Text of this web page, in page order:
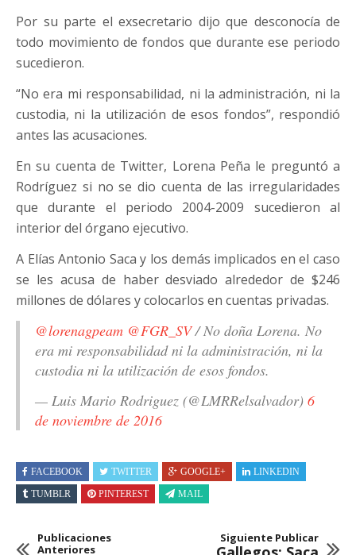
Por su parte el exsecretario dijo que desconocía de
todo movimiento de fondos que durante ese periodo
sucedieron.
“No era mi responsabilidad, ni la administración, ni la
custodia, ni la utilización de esos fondos”, respondió
antes las acusaciones.
En su cuenta de Twitter, Lorena Peña le preguntó a
Rodríguez si no se dio cuenta de las irregularidades
que durante el periodo 2004-2009 sucedieron al
interior del órgano ejecutivo.
A Elías Antonio Saca y los demás implicados en el caso
se les acusa de haber desviado alrededor de $246
millones de dólares y colocarlos en cuentas privadas.
@lorenagpeam @FGR_SV/ No doña Lorena. No
era mi responsabilidad ni la administración, ni la
custodia ni la utilización de esos fondos.
— Luis Mario Rodriguez (@LMRRelsalvador) 6
de noviembre de 2016
FACEBOOK TWITTER GOOGLE+
LINKEDIN
TUMBLR
PINTEREST MAIL
Publicaciones
Anteriores
Siguiente Publicar